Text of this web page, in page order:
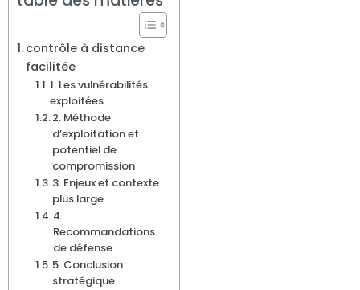
contrôle à distance
facilitée
1. Les vulnérabilités
exploitées
2. Méthode
d’exploitation et
potentiel de
compromission
3. Enjeux et contexte
plus large
4.
Recommandations
de défense
5. Conclusion
stratégique